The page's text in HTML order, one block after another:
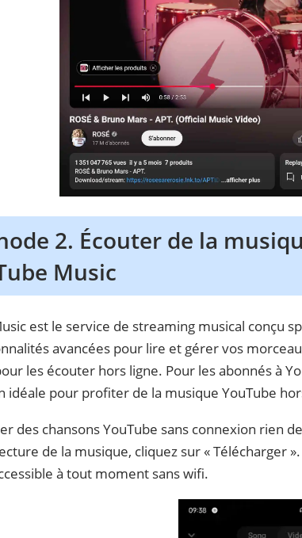
2. Écouter de la
Music
est le service de streaming musical conçu
avancées pour lire et gérer vos
les écouter hors ligne. Pour les abonnés à
idéale pour profiter de la musique YouTube
des chansons YouTube sans connexion rien
de la musique, cliquez sur « Télécharger
à tout moment sans wifi.